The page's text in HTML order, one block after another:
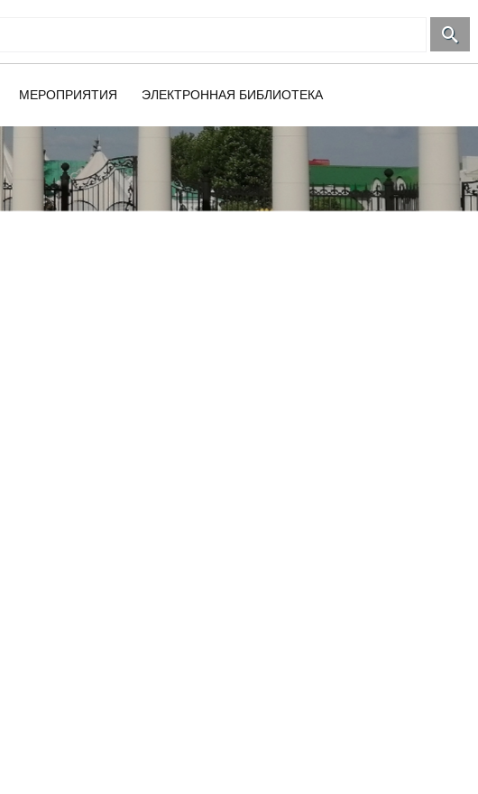
МЕРОПРИЯТИЯ ЭЛЕКТРОННАЯ БИБЛИОТЕКА